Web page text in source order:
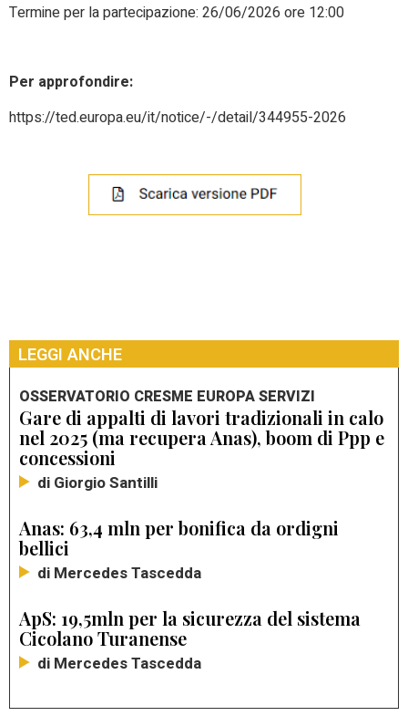
Termine per la partecipazione: 26/06/2026 ore 12:00
Per approfondire:
https://ted.europa.eu/it/notice/-/detail/344955-2026
LEGGI ANCHE
OSSERVATORIO CRESME EUROPA SERVIZI
Gare di appalti di lavori tradizionali in calo
nel 2025 (ma recupera Anas), boom di Ppp e
concessioni
di Giorgio Santilli
Anas: 63,4 mln per bonifica da ordigni
bellici
di Mercedes Tascedda
ApS: 19,5mln per la sicurezza del sistema
Cicolano Turanense
di Mercedes Tascedda